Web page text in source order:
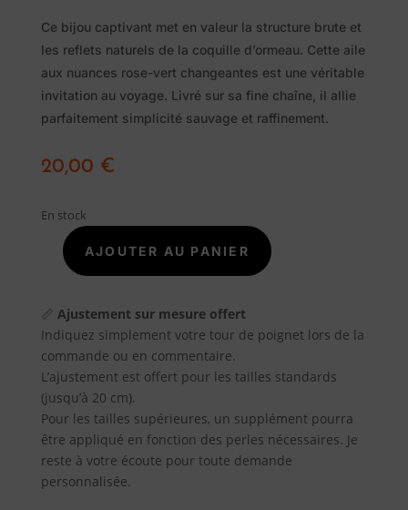
Pierres
naturelles
Savon
Alep
propos
Blog
Contact
Ce bijou captivant met en valeur la structure brute et
les reflets naturels de la coquille d’ormeau. Cette aile
aux nuances rose-vert changeantes est une véritable
invitation au voyage. Livré sur sa fine chaîne, il allie
parfaitement simplicité sauvage et raffinement.
20,00 €
En stock
quantité
AILE
NACRE
ABALONE
AJOUTER AU PANIER
📏 Ajustement sur mesure offert
Indiquez simplement votre tour de poignet lors de la
commande ou en commentaire.
L’ajustement est offert pour les tailles standards
(jusqu’à 20 cm).
Pour les tailles supérieures, un supplément pourra
être appliqué en fonction des perles nécessaires. Je
reste à votre écoute pour toute demande
personnalisée.